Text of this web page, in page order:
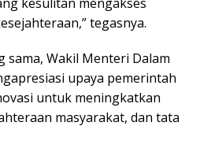
tegasnya.
sama, Wakil Menteri Dalam
upaya pemerintah
untuk meningkatkan
masyarakat, dan tata